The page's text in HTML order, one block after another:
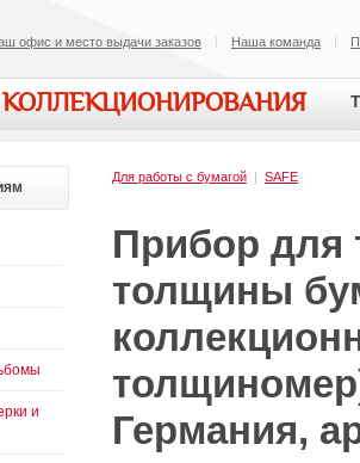
офис и место выдачи заказов Наша команда
Для работы с бумагой | SAFE
Прибор для
толщины
Германия,
и